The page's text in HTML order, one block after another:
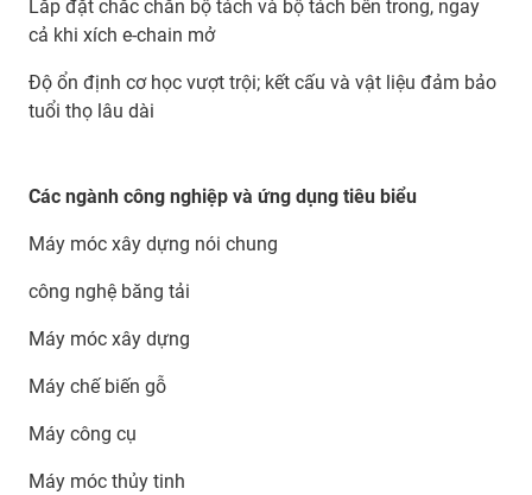
Lắp đặt chắc chắn bộ tách và bộ tách bên trong, ngay
cả khi xích e-chain mở
Độ ổn định cơ học vượt trội; kết cấu và vật liệu đảm bảo
tuổi thọ lâu dài
Các ngành công nghiệp và ứng dụng tiêu biểu
Máy móc xây dựng nói chung
công nghệ băng tải
Máy móc xây dựng
Máy chế biến gỗ
Máy công cụ
Máy móc thủy tinh